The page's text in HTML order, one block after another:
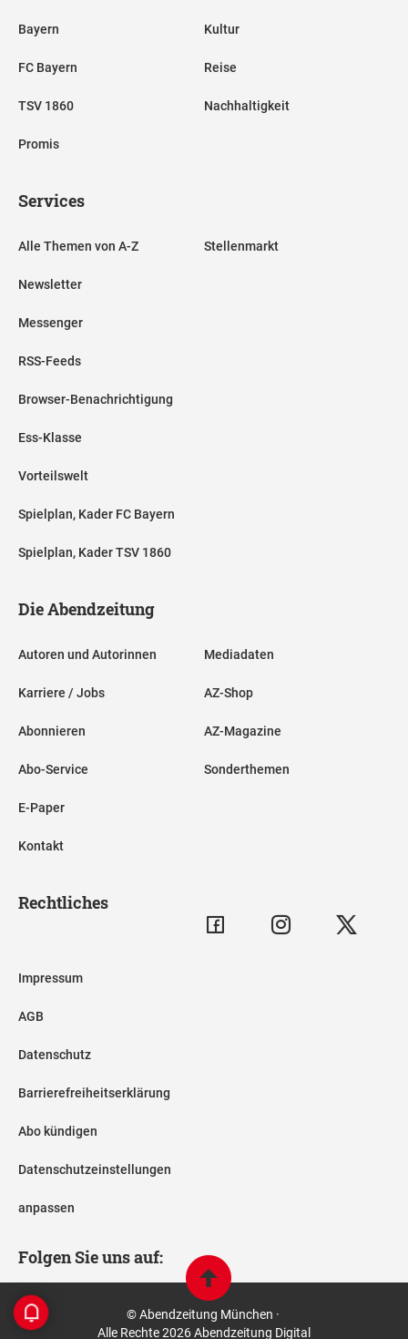
Bayern
FC Bayern
TSV 1860
Promis
Kultur
Reise
Nachhaltigkeit
Services
Alle Themen von A-Z
Newsletter
Messenger
RSS-Feeds
Browser-Benachrichtigung
Ess-Klasse
Vorteilswelt
Spielplan, Kader FC Bayern
Spielplan, Kader TSV 1860
Stellenmarkt
Die Abendzeitung
Autoren und Autorinnen
Karriere / Jobs
Abonnieren
Abo-Service
E-Paper
Kontakt
Mediadaten
AZ-Shop
AZ-Magazine
Sonderthemen
Rechtliches
Impressum
AGB
Datenschutz
Barrierefreiheitserklärung
Abo kündigen
Datenschutzeinstellungen
anpassen
Folgen Sie uns auf:
© Abendzeitung München ·
Alle Rechte 2026 Abendzeitung Digital